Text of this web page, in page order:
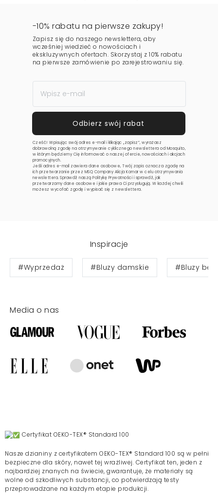
-10% rabatu na pierwsze zakupy!
Zapisz się do naszego newslettera, aby
wcześniej wiedzieć o nowościach i
ekskluzywnych ofertach. Skorzystaj z 10% rabatu
na pierwsze zamówienie po zarejestrowaniu się.
Cześć! Wpisując swój adres e-mail i klikając „zapisz”, wyrażasz
dobrowolną zgodę na otrzymywanie cyklicznego newslettera od Mosquito,
w którym będziemy Cię informować o naszej ofercie, nowościach i akcjach
promocyjnych.
Jeśli adres e-mail zawiera dane osobowe, Twój zapis oznacza zgodę na
ich przetwarzanie przez MSQ Company Alicja Komar w celu otrzymywania
newslettera. Sprawdź naszą Politykę Prywatnościi sprawdź, jak
przetwarzamy dane osobowe i jakie prawa Ci przysługują. W każdej chwili
możesz wycofać zgodę i wypisać się z newslettera.
Inspiracje
#Wyprzedaż #Bluzy damskie #Bluzy
Media o nas
Certyfikat OEKO-TEX® Standard 100
Nasze dzianiny z certyfikatem OEKO-TEX® Standard 100 są w pełni
bezpieczne dla skóry, nawet tej wrażliwej. Certyfikat ten, jeden z
najbardziej znanych na świecie, gwarantuje, że materiały są
wolne od szkodliwych substancji, co potwierdzają testy
przeprowadzane na każdym etapie produkcji.